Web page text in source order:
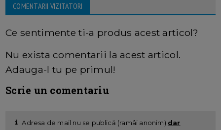
COMENTARII VIZITATORI
Ce sentimente ti-a produs acest articol?
Nu exista comentarii la acest articol.
Adauga-l tu pe primul!
Scrie un comentariu
Adresa de mail nu se publică (ramâi anonim) dar